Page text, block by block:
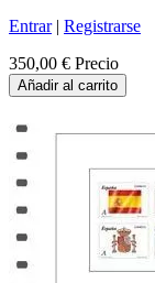
Entrar| Registrarse
350,00 € Precio
Añadir al carrito